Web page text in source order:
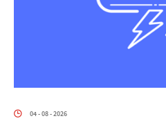
04 - 08 - 2026